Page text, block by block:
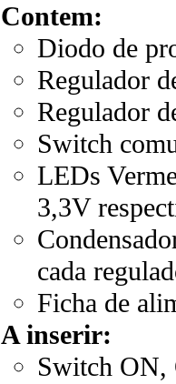
Contem:
Diodo de
Regulador
Regulador
Switch
LEDs
3,3V
cada
Ficha de
A inserir:
Switch ON,